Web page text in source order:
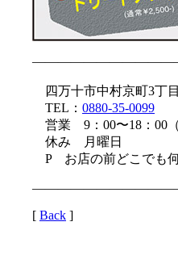
四万十市中村京町3丁
TEL： 0880-35-0099
営業 9：00〜18：00（
休み 月曜日
P お店の前どこでも
[ Back ]